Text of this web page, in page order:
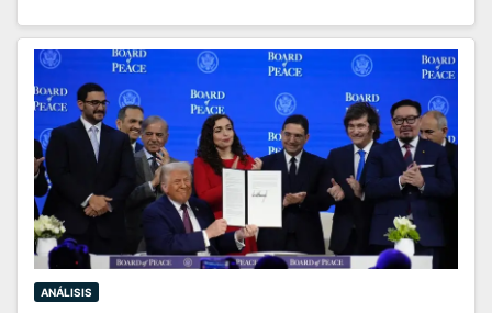
ANÁLISIS